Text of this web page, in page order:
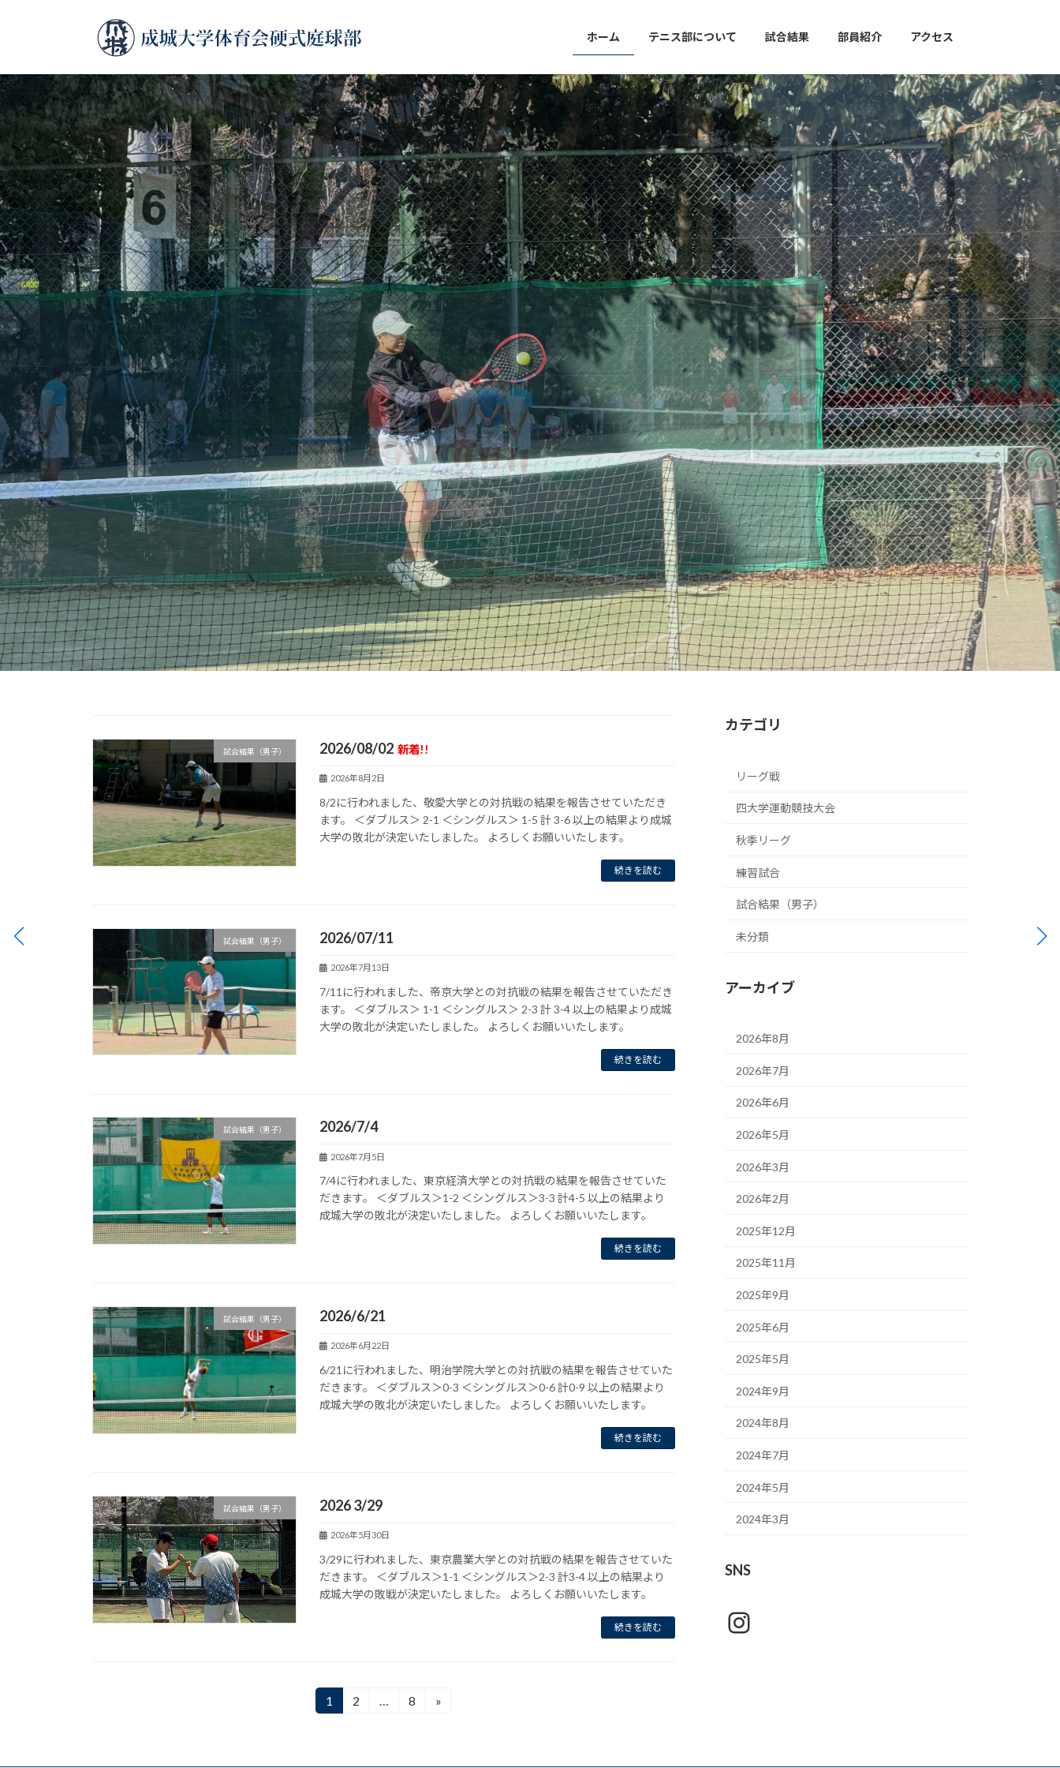
ツ
へ
ス
キ
ッ
プ
シ
ョ
ン
に
移
動
ホーム テニス部について 試合結果 部員紹介 アクセス
試合結果（男子） 2026/08/02 新着!!
2026年8月2日
8/2に行われました、敬愛大学との対抗戦の結果を報告させていただき
ます。 ＜ダブルス＞ 2-1 ＜シングルス＞ 1-5 計 3-6 以上の結果より成城
大学の敗北が決定いたしました。 よろしくお願いいたします。
続きを読む
試合結果（男子） 2026/07/11
2026年7月13日
7/11に行われました、帝京大学との対抗戦の結果を報告させていただき
ます。 ＜ダブルス＞ 1-1 ＜シングルス＞ 2-3 計 3-4 以上の結果より成城
大学の敗北が決定いたしました。 よろしくお願いいたします。
続きを読む
試合結果（男子） 2026/7/4
2026年7月5日
7/4に行われました、東京経済大学との対抗戦の結果を報告させていた
だきます。 ＜ダブルス＞1-2 ＜シングルス＞3-3 計4-5 以上の結果より
成城大学の敗北が決定いたしました。 よろしくお願いいたします。
続きを読む
試合結果（男子） 2026/6/21
2026年6月22日
6/21に行われました、明治学院大学との対抗戦の結果を報告させていた
だきます。 ＜ダブルス＞0-3 ＜シングルス＞0-6 計0-9 以上の結果より
成城大学の敗北が決定いたしました。 よろしくお願いいたします。
続きを読む
試合結果（男子） 2026 3/29
2026年5月30日
3/29に行われました、東京農業大学との対抗戦の結果を報告させていた
だきます。 ＜ダブルス＞1-1 ＜シングルス＞2-3 計3-4 以上の結果より
成城大学の敗戦が決定いたしました。 よろしくお願いいたします。
続きを読む
固
1
固
2 …
固
8 »
カテゴリ
リーグ戦
四大学運動競技大会
秋季リーグ
練習試合
試合結果（男子）
未分類
アーカイブ
2026年8月
2026年7月
2026年6月
2026年5月
2026年3月
2026年2月
2025年12月
2025年11月
2025年9月
2025年6月
2025年5月
2024年9月
2024年8月
2024年7月
2024年5月
2024年3月
SNS
Instagram